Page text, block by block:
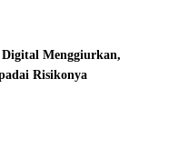
Menggiurkan,
Risikonya